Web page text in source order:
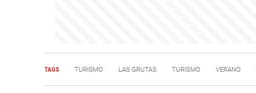
TAGS TURISMO LAS GRUTAS TURISMO VERANO